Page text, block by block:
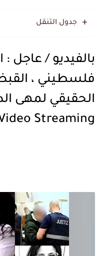
جدول التنقل
بالفيديو / عاجل
فلسطيني ، القبض
الحقيقي لمهى
Streaming